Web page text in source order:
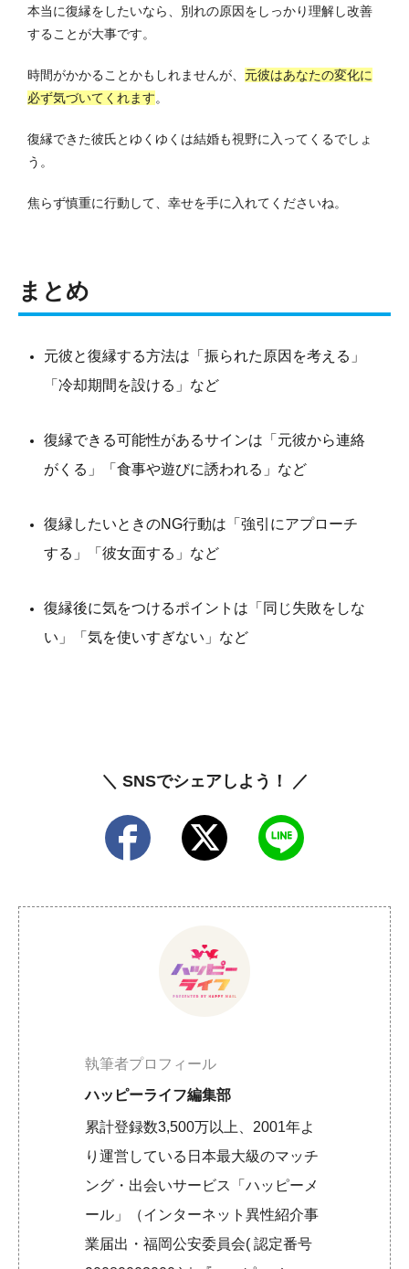
本当に復縁をしたいなら、別れの原因をしっかり理解し改善
することが大事です。
時間がかかることかもしれませんが、 元彼はあなたの変化に
必ず気づいてくれます。
復縁できた彼氏とゆくゆくは結婚も視野に入ってくるでしょ
う。
焦らず慎重に行動して、幸せを手に入れてくださいね。
まとめ
元彼と復縁する方法は「振られた原因を考える」
「冷却期間を設ける」など
復縁できる可能性があるサインは「元彼から連絡
がくる」「食事や遊びに誘われる」など
復縁したいときのNG行動は「強引にアプローチ
する」「彼女面する」など
復縁後に気をつけるポイントは「同じ失敗をしな
い」「気を使いすぎない」など
＼ SNSでシェアしよう！ ／
執筆者プロフィール
ハッピーライフ編集部
累計登録数3,500万以上、2001年よ
り運営している日本最大級のマッチ
ング・出会いサービス「ハッピーメ
ール」（インターネット異性紹介事
業届出・福岡公安委員会( 認定番号